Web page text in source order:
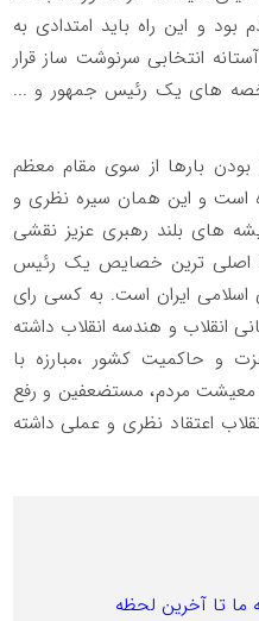
و این راه باید امتدادی به
انتخابی سرنوشت ساز قرار
های یک رئیس جمهور و ...
بارها از سوی مقام معظم
است و این همان سیره نظری و
های بلند رهبری عزیز نقشی
اصلی ترین خصایص یک رئیس
ایران است. به کسی رای
انقلاب و هندسه انقلاب داشته
و حاکمیت کشور ،مبارزه با
معیشت مردم، مستضعفین و رفع
اعتقاد نظری و عملی داشته
ما تا آخرین لحظه